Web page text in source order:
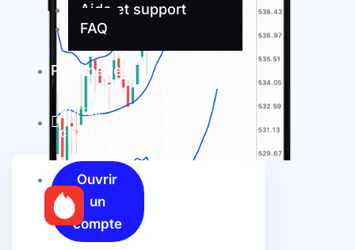
Aide et support
FAQ
Partenaires
Portail
client
Ouvrir
un
compte